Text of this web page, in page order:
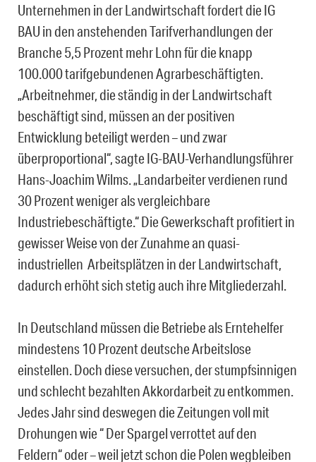
Unternehmen in der Landwirtschaft fordert die IG
BAU in den anstehenden Tarifverhandlungen der
Branche 5,5 Prozent mehr Lohn für die knapp
100.000 tarifgebundenen Agrarbeschäftigten.
„Arbeitnehmer, die ständig in der Landwirtschaft
beschäftigt sind, müssen an der positiven
Entwicklung beteiligt werden – und zwar
überproportional“, sagte IG-BAU-Verhandlungsführer
Hans-Joachim Wilms. „Landarbeiter verdienen rund
30 Prozent weniger als vergleichbare
Industriebeschäftigte.“ Die Gewerkschaft profitiert in
gewisser Weise von der Zunahme an quasi-
industriellen Arbeitsplätzen in der Landwirtschaft,
dadurch erhöht sich stetig auch ihre Mitgliederzahl.
In Deutschland müssen die Betriebe als Erntehelfer
mindestens 10 Prozent deutsche Arbeitslose
einstellen. Doch diese versuchen, der stumpfsinnigen
und schlecht bezahlten Akkordarbeit zu entkommen.
Jedes Jahr sind deswegen die Zeitungen voll mit
Drohungen wie “ Der Spargel verrottet auf den
Feldern“ oder – weil jetzt schon die Polen wegbleiben